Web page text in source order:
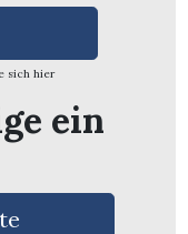
sich hier
ein